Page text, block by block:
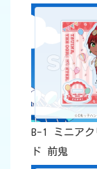
B-1 ミニアク
ド 前鬼